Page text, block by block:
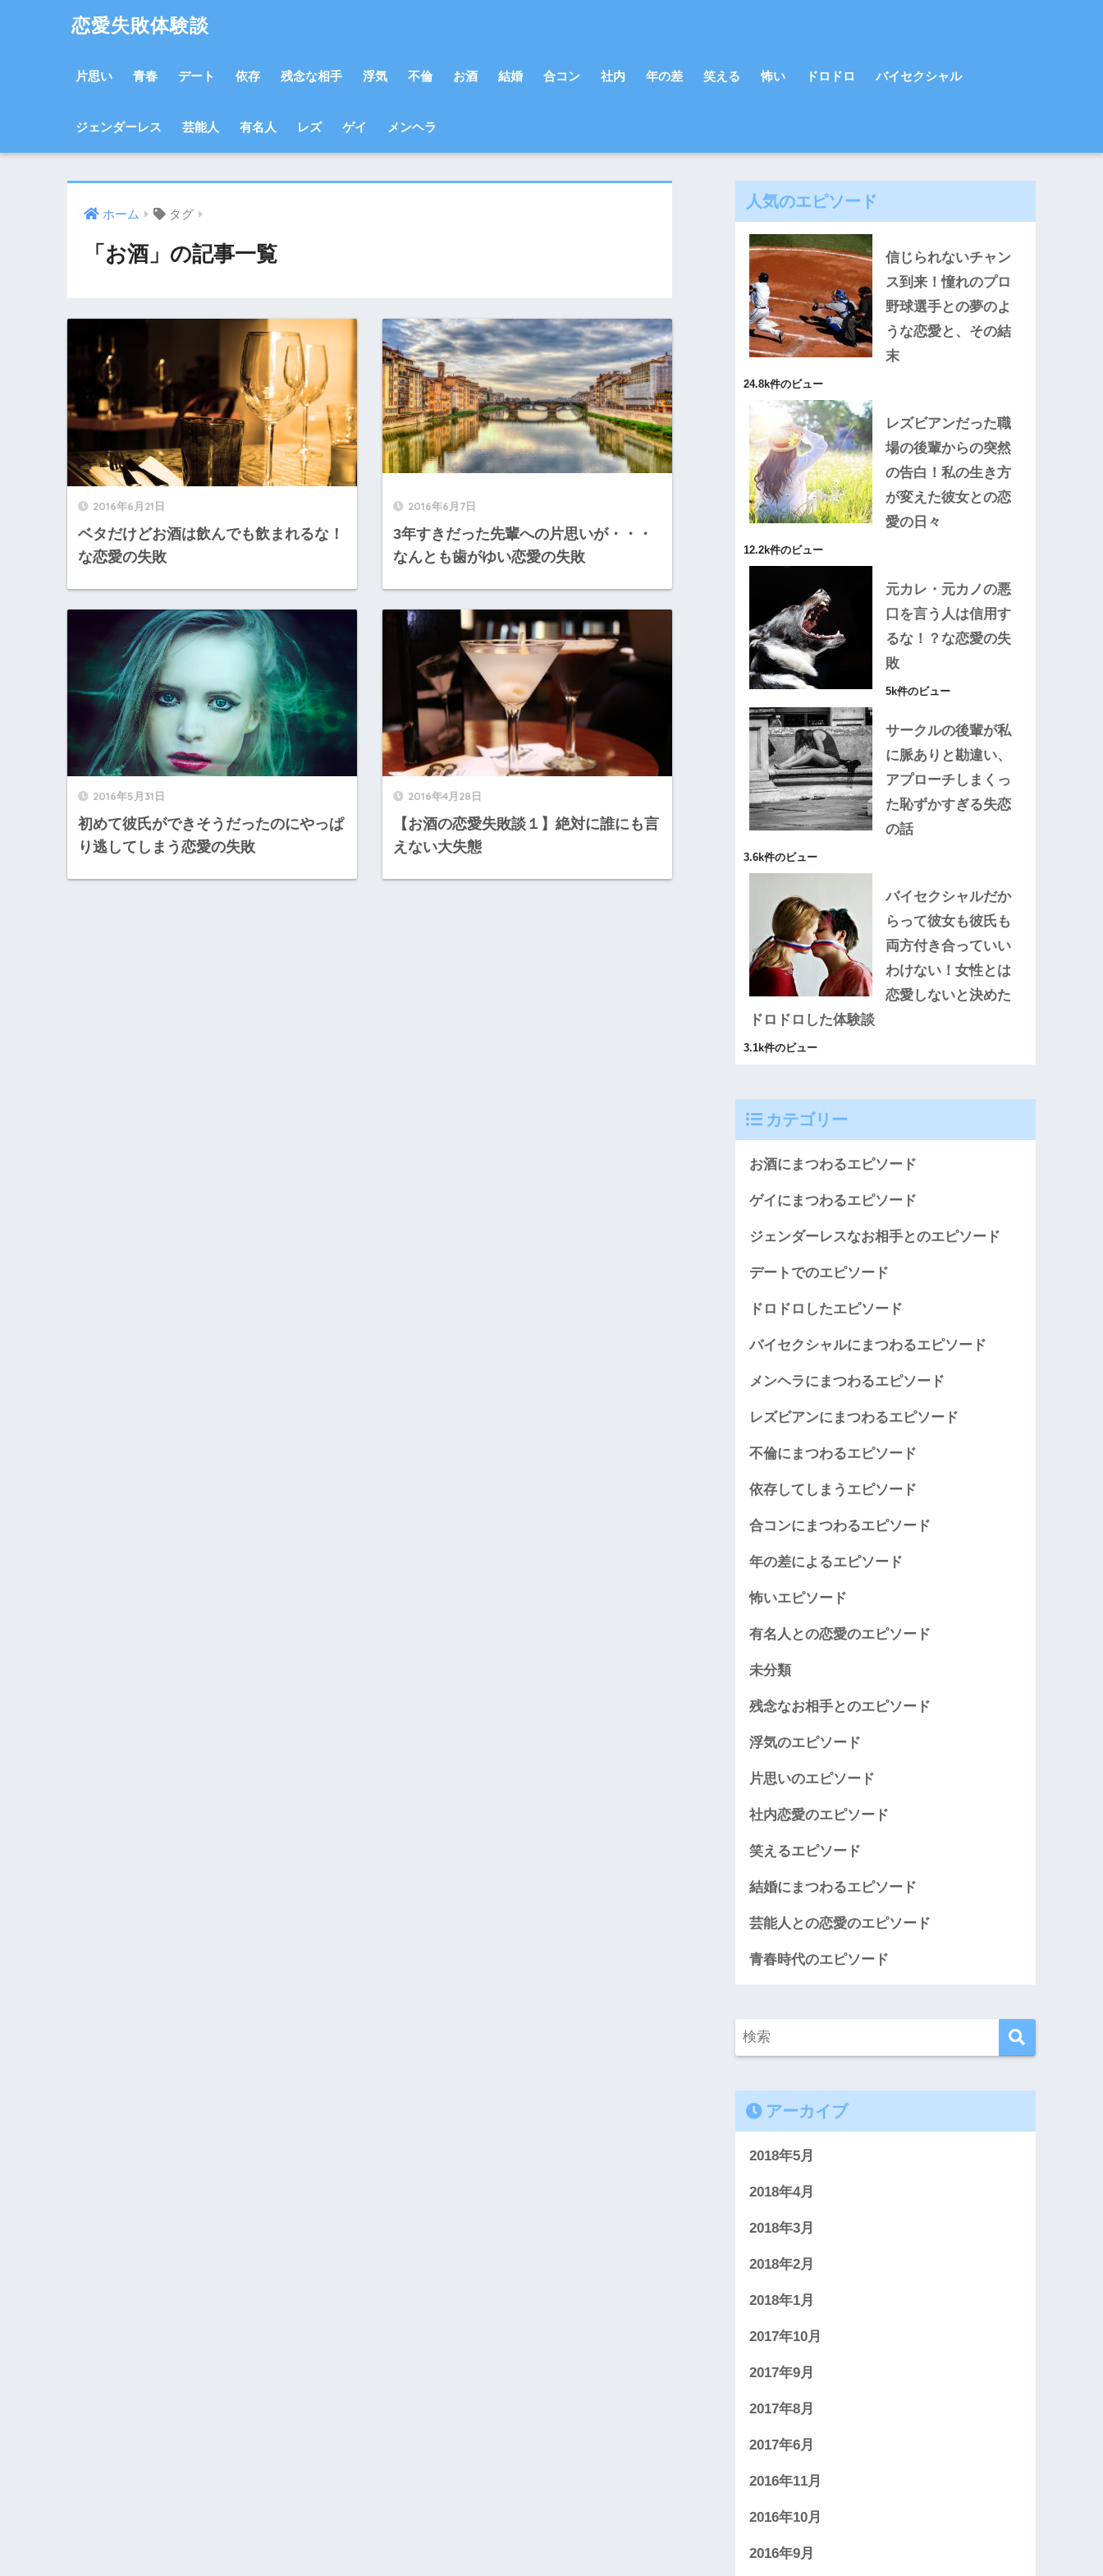
恋愛失敗体験談
片思い 青春 デート 依存 残念な相手 浮気 不倫 お酒 結婚 合コン 社内 年の差 笑える 怖い ドロドロ バイセクシャル
ジェンダーレス 芸能人 有名人 レズ ゲイ メンヘラ
ホーム タグ
「お酒」の記事一覧
2016年6月21日
ベタだけどお酒は飲んでも飲まれるな！
な恋愛の失敗
2016年6月7日
3年すきだった先輩への片思いが・・・
なんとも歯がゆい恋愛の失敗
2016年5月31日
初めて彼氏ができそうだったのにやっぱ
り逃してしまう恋愛の失敗
2016年4月28日
【お酒の恋愛失敗談１】絶対に誰にも言
えない大失態
人気のエピソード
信じられないチャン
ス到来！憧れのプロ
野球選手との夢のよ
うな恋愛と、その結
末
24.8k件のビュー
レズビアンだった職
場の後輩からの突然
の告白！私の生き方
が変えた彼女との恋
愛の日々
12.2k件のビュー
元カレ・元カノの悪
口を言う人は信用す
るな！？な恋愛の失
敗
5k件のビュー
サークルの後輩が私
に脈ありと勘違い、
アプローチしまくっ
た恥ずかすぎる失恋
の話
3.6k件のビュー
バイセクシャルだか
らって彼女も彼氏も
両方付き合っていい
わけない！女性とは
恋愛しないと決めた
ドロドロした体験談
3.1k件のビュー
カテゴリー
お酒にまつわるエピソード
ゲイにまつわるエピソード
ジェンダーレスなお相手とのエピソード
デートでのエピソード
ドロドロしたエピソード
バイセクシャルにまつわるエピソード
メンヘラにまつわるエピソード
レズビアンにまつわるエピソード
不倫にまつわるエピソード
依存してしまうエピソード
合コンにまつわるエピソード
年の差によるエピソード
怖いエピソード
有名人との恋愛のエピソード
未分類
残念なお相手とのエピソード
浮気のエピソード
片思いのエピソード
社内恋愛のエピソード
笑えるエピソード
結婚にまつわるエピソード
芸能人との恋愛のエピソード
青春時代のエピソード
アーカイブ
2018年5月
2018年4月
2018年3月
2018年2月
2018年1月
2017年10月
2017年9月
2017年8月
2017年6月
2016年11月
2016年10月
2016年9月